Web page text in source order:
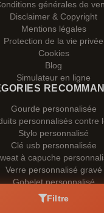
Filtre
générales de
Disclaimer & Copyright
Mentions légales
Protection de la vie privée
Cookies
Blog
Simulateur en ligne
Gourde personnalisée
personnalisés contre
Stylo personnalisé
Clé usb personnalisée
à capuche
Verre personnalisé gravé
Gobelet personnalisé
SUIVEZ-NOUS